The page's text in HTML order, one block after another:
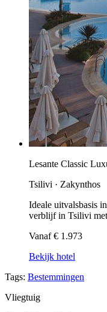
Lesante Classic
Tsilivi · Zakynthos
Ideale uitvalsbasis
verblijf in Tsilivi
Vanaf€ 1.973
Bekijk hotel
Tags: Bestemmingen
Vliegtuig